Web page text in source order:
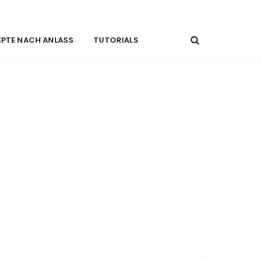
NACH ANLASS TUTORIALS